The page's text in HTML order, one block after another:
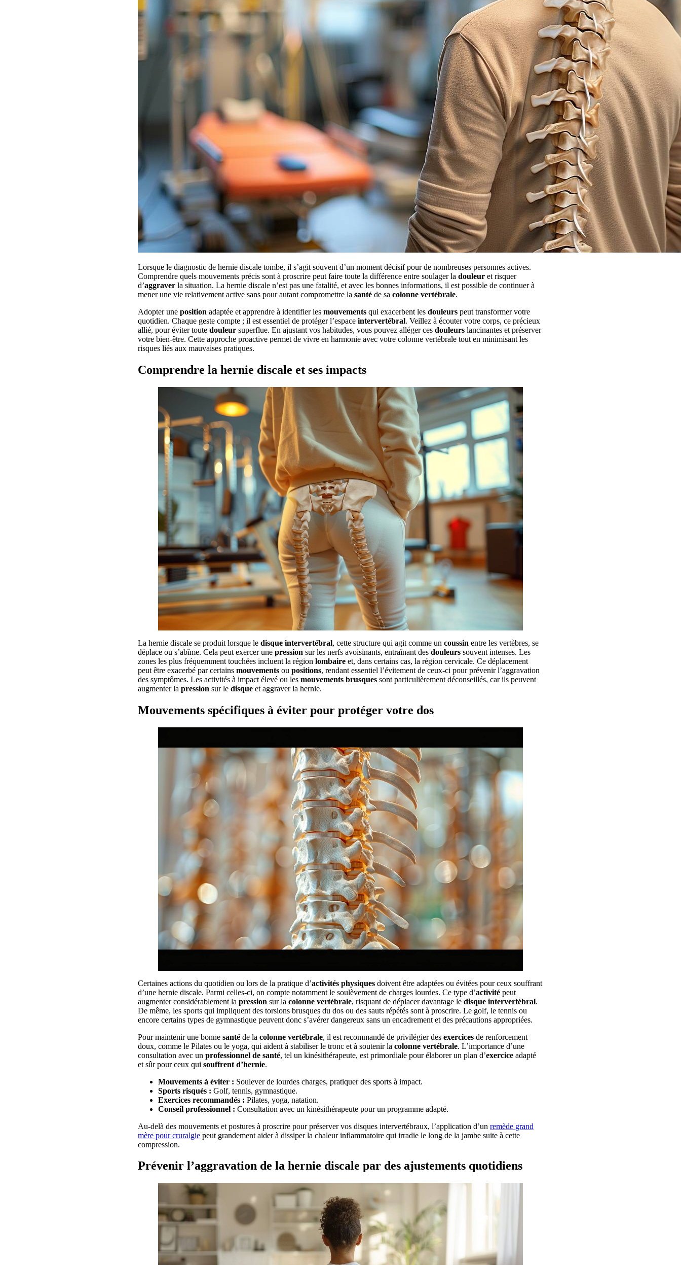
Lorsque le diagnostic de hernie discale tombe, il s’agit souvent d’un moment décisif pour de nombreuses personnes actives.
Comprendre quels mouvements précis sont à proscrire peut faire toute la différence entre soulager la douleur et risquer
d’aggraver la situation. La hernie discale n’est pas une fatalité, et avec les bonnes informations, il est possible de continuer à
mener une vie relativement active sans pour autant compromettre la santé de sa colonne vertébrale.
Adopter une position adaptée et apprendre à identifier les mouvements qui exacerbent les douleurs peut transformer votre
quotidien. Chaque geste compte ; il est essentiel de protéger l’espace intervertébral. Veillez à écouter votre corps, ce précieux
allié, pour éviter toute douleur superflue. En ajustant vos habitudes, vous pouvez alléger ces douleurs lancinantes et préserver
votre bien-être. Cette approche proactive permet de vivre en harmonie avec votre colonne vertébrale tout en minimisant les
risques liés aux mauvaises pratiques.
Comprendre la hernie discale et ses impacts
La hernie discale se produit lorsque le disque intervertébral, cette structure qui agit comme un coussin entre les vertèbres, se
déplace ou s’abîme. Cela peut exercer une pression sur les nerfs avoisinants, entraînant des douleurs souvent intenses. Les
zones les plus fréquemment touchées incluent la région lombaire et, dans certains cas, la région cervicale. Ce déplacement
peut être exacerbé par certains mouvements ou positions, rendant essentiel l’évitement de ceux-ci pour prévenir l’aggravation
des symptômes. Les activités à impact élevé ou les mouvements brusques sont particulièrement déconseillés, car ils peuvent
augmenter la pression sur le disque et aggraver la hernie.
Mouvements spécifiques à éviter pour protéger votre dos
Certaines actions du quotidien ou lors de la pratique d’activités physiques doivent être adaptées ou évitées pour ceux souffrant
d’une hernie discale. Parmi celles-ci, on compte notamment le soulèvement de charges lourdes. Ce type d’activité peut
augmenter considérablement la pression sur la colonne vertébrale, risquant de déplacer davantage le disque intervertébral.
De même, les sports qui impliquent des torsions brusques du dos ou des sauts répétés sont à proscrire. Le golf, le tennis ou
encore certains types de gymnastique peuvent donc s’avérer dangereux sans un encadrement et des précautions appropriées.
Pour maintenir une bonne santé de la colonne vertébrale, il est recommandé de privilégier des exercices de renforcement
doux, comme le Pilates ou le yoga, qui aident à stabiliser le tronc et à soutenir la colonne vertébrale. L’importance d’une
consultation avec un professionnel de santé, tel un kinésithérapeute, est primordiale pour élaborer un plan d’exercice adapté
et sûr pour ceux qui souffrent d’hernie.
Mouvements à éviter : Soulever de lourdes charges, pratiquer des sports à impact.
Sports risqués : Golf, tennis, gymnastique.
Exercices recommandés : Pilates, yoga, natation.
Conseil professionnel : Consultation avec un kinésithérapeute pour un programme adapté.
Au-delà des mouvements et postures à proscrire pour préserver vos disques intervertébraux, l’application d’un remède grand
mère pour cruralgie peut grandement aider à dissiper la chaleur inflammatoire qui irradie le long de la jambe suite à cette
compression.
Prévenir l’aggravation de la hernie discale par des ajustements quotidiens